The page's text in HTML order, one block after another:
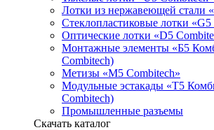
Лотки из нержавеющей стали
Стеклопластиковые лотки «G5
Оптические лотки «D5
Монтажные элементы «Б5
Combitech)
Метизы «M5 Combitech»
Модульные эстакады «Т5
Combitech)
Промышленные разъемы
Скачать каталог